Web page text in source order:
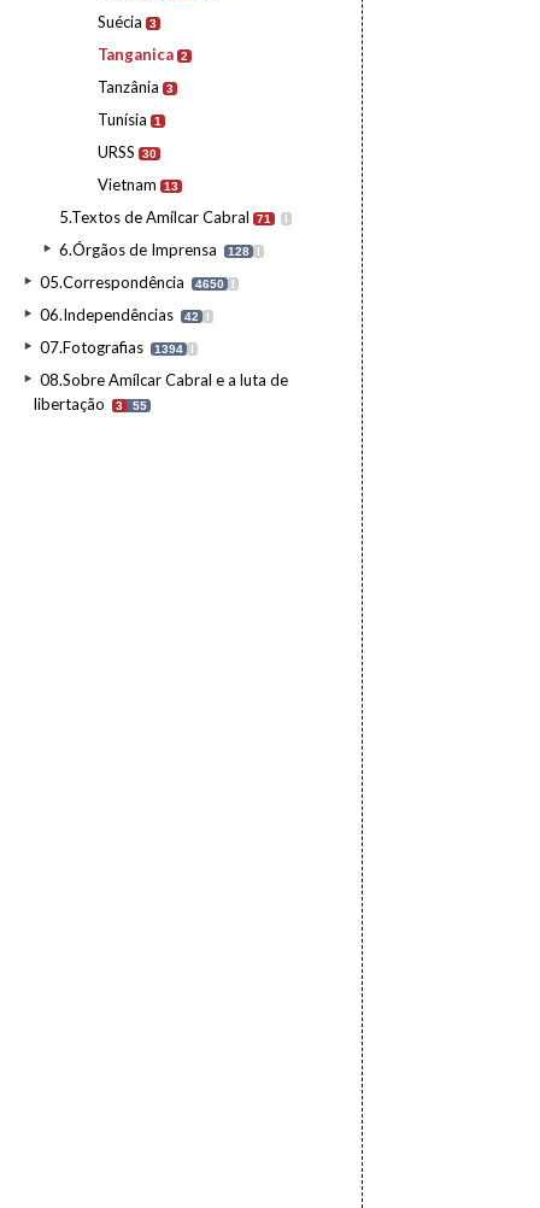
Suécia 3
Tanganica 2
Tanzânia 3
Tunísia 1
URSS 30
Vietnam 13
5.Textos de Amílcar Cabral 71 I
6.Órgãos de Imprensa 128 I
05.Correspondência 4650 I
06.Independências 42 I
07.Fotografias 1394 I
08.Sobre Amílcar Cabral e a luta de
libertação
3 55